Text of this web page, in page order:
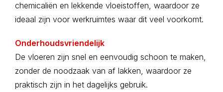
chemicaliën en lekkende vloeistoffen, waardoor ze
ideaal zijn voor werkruimtes waar dit veel voorkomt.
Onderhoudsvriendelijk
De vloeren zijn snel en eenvoudig schoon te maken,
zonder de noodzaak van af lakken, waardoor ze
praktisch zijn in het dagelijks gebruik.